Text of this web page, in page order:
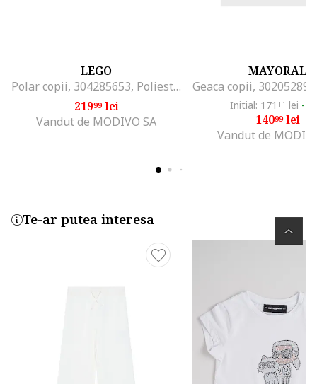
LEGO
Polar copii, 304285653, Poliester reciclat, Negru, Negru
21999lei
Vandut de MODIVO SA
MAYORAL
Initial: 171 11 lei -
14099lei
Vandut de
Te-ar putea interesa